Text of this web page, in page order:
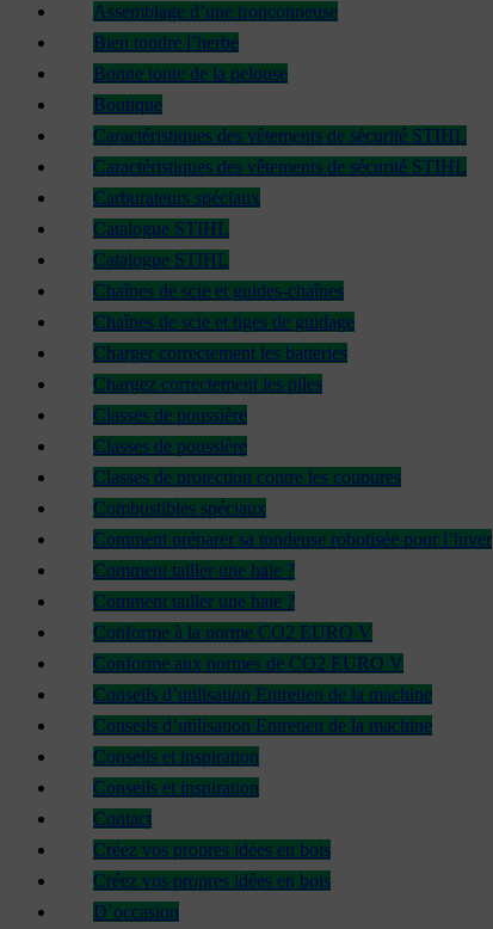
Assemblage d’une tronçonneuse
Bien tondre l’herbe
Bonne tonte de la pelouse
Boutique
Caractéristiques des vêtements de sécurité STIHL
Caractéristiques des vêtements de sécurité STIHL
Carburateurs spéciaux
Catalogue STIHL
Catalogue STIHL
Chaînes de scie et guides-chaînes
Chaînes de scie et tiges de guidage
Charger correctement les batteries
Chargez correctement les piles
Classes de poussière
Classes de poussière
Classes de protection contre les coupures
Combustibles spéciaux
Comment préparer sa tondeuse robotisée pour l’hiver
Comment tailler une haie ?
Comment tailler une haie ?
Conforme à la norme CO2 EURO V
Conforme aux normes de CO2 EURO V
Conseils d’utilisation Entretien de la machine
Conseils d’utilisation Entretien de la machine
Conseils et inspiration
Conseils et inspiration
Contact
Créez vos propres idées en bois
Créez vos propres idées en bois
D’occasion